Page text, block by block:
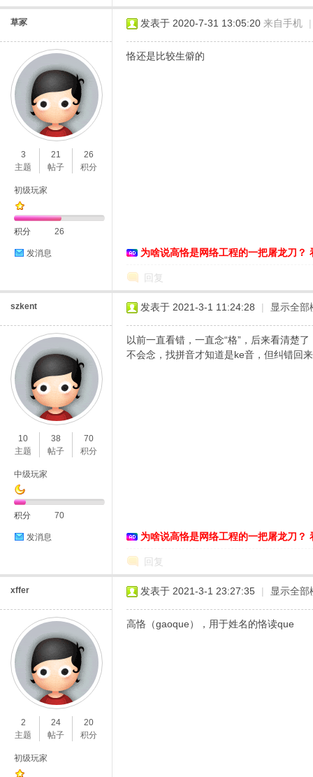
草冢
3
主题
21
帖子
26
积分
初级玩家
积分 26
发消息
发表于 2020-7-31 13:05:20 来自手机 |
恪还是比较生僻的
为啥说高恪是网络工程的一把屠龙刀？
回复
szkent
10
主题
38
帖子
70
积分
中级玩家
积分 70
发消息
发表于 2021-3-1 11:24:28 | 显示全部
以前一直看错，一直念“格”，后来看清楚了
不会念，找拼音才知道是ke音，但纠错回
为啥说高恪是网络工程的一把屠龙刀？
回复
xffer
2
主题
24
帖子
20
积分
初级玩家
发表于 2021-3-1 23:27:35 | 显示全部
高恪（gaoque），用于姓名的恪读que